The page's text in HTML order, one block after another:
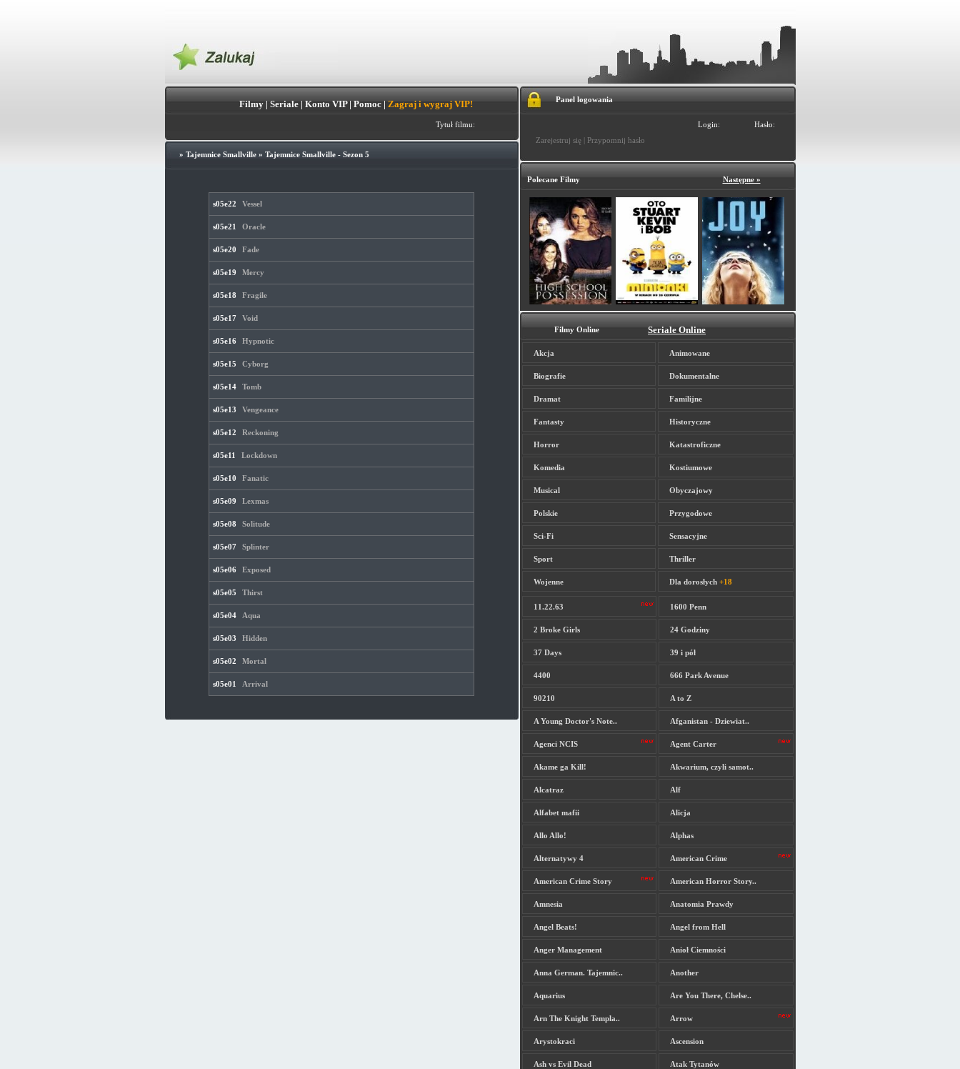
Filmy| Seriale| Konto VIP| Pomoc| Zagraj i wygraj VIP!
Tytuł filmu:
» Tajemnice Smallville» Tajemnice Smallville - Sezon 5
s05e22 Vessel
s05e21 Oracle
s05e20 Fade
s05e19 Mercy
s05e18 Fragile
s05e17 Void
s05e16 Hypnotic
s05e15 Cyborg
s05e14 Tomb
s05e13 Vengeance
s05e12 Reckoning
s05e11 Lockdown
s05e10 Fanatic
s05e09 Lexmas
s05e08 Solitude
s05e07 Splinter
s05e06 Exposed
s05e05 Thirst
s05e04 Aqua
s05e03 Hidden
s05e02 Mortal
s05e01 Arrival
Panel logowania
Login:
Hasło:
Zarejestruj się | Przypomnij hasło
Polecane Filmy Następne »
Filmy Online Seriale Online
Akcja Animowane
Biografie Dokumentalne
Dramat Familijne
Fantasty Historyczne
Horror Katastroficzne
Komedia Kostiumowe
Musical Obyczajowy
Polskie Przygodowe
Sci-Fi Sensacyjne
Sport Thriller
Wojenne Dla dorosłych +18
11.22.63 1600 Penn
2 Broke Girls 24 Godziny
37 Days 39 i pół
4400 666 Park Avenue
90210 A to Z
A Young Doctor's Note.. Afganistan - Dziewiat..
Agenci NCIS Agent Carter
Akame ga Kill! Akwarium, czyli samot..
Alcatraz Alf
Alfabet mafii Alicja
Allo Allo! Alphas
Alternatywy 4 American Crime
American Crime Story American Horror Story..
Amnesia Anatomia Prawdy
Angel Beats! Angel from Hell
Anger Management Anioł Ciemności
Anna German. Tajemnic.. Another
Aquarius Are You There, Chelse..
Arn The Knight Templa.. Arrow
Arystokraci Ascension
Ash vs Evil Dead Atak Tytanów